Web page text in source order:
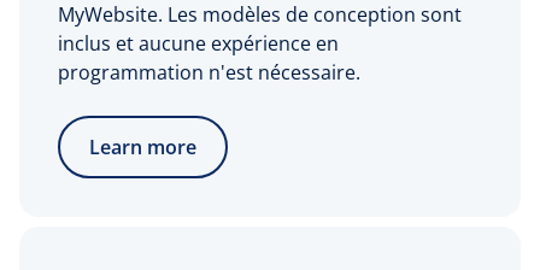
MyWebsite. Les modèles de conception sont
inclus et aucune expérience en
programmation n'est nécessaire.
Learn more